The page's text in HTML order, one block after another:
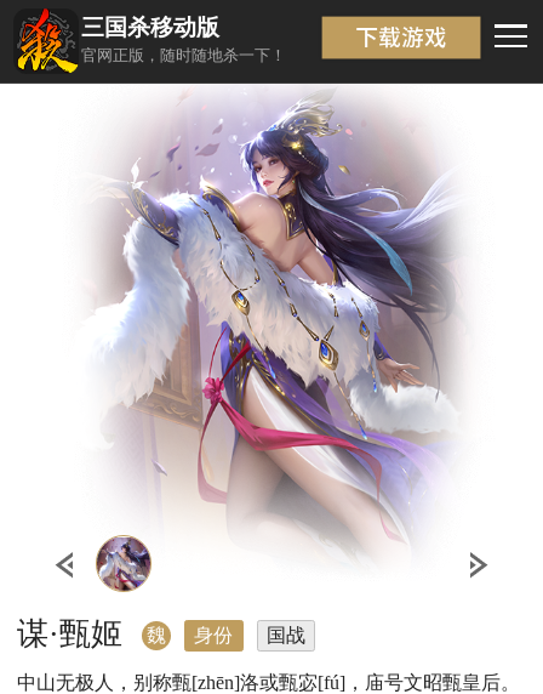
三国杀移动版
官网正版，随时随地杀一下！
返回
谋·甄姬 魏 身份 国战
中山无极人，别称甄[zhēn]洛或甄宓[fú]，庙号文昭甄皇后。